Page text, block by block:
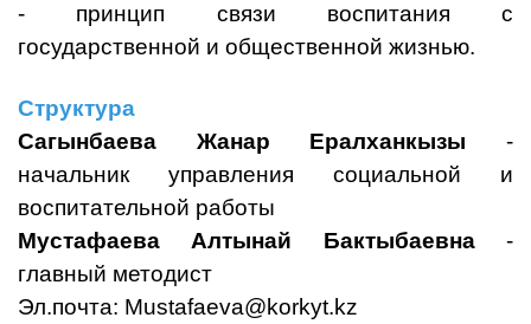
- принцип связи воспитания с
государственной и общественной жизнью.
Структура
Сагынбаева Жанар Ералханкызы -
начальник управления социальной и
воспитательной работы
Мустафаева Алтынай Бактыбаевна -
главный методист
Эл.почта: Mustafaeva@korkyt.kz